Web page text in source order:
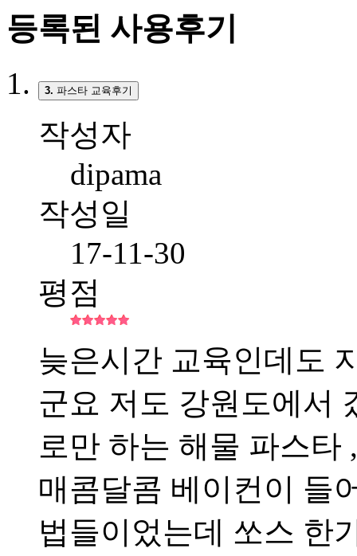
등록된 사용후기
3. 파스타 교육후기
작성자
dipama
작성일
17-11-30
평점
늦은시간 교육인데도
군요 저도 강원도에서
로만 하는 해물 파스타
매콤달콤 베이컨이 들
법들이었는데 쏘스 한